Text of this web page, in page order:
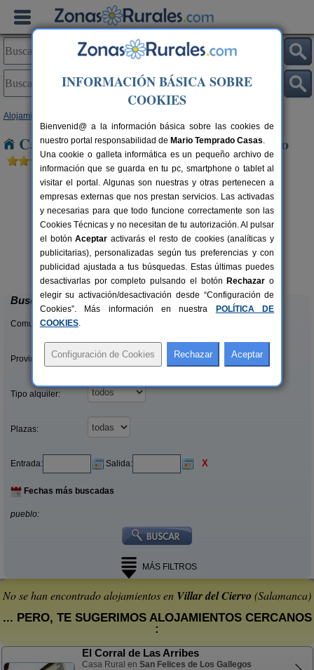
Alojamientos
Casas Rurales cerca de Villar del Ciervo
10+2 pers.
desde20 €
Casa Rural Los Barreros
Campillo de Azaba (Salamanca)
Buscar
Comunidades:
Provincias/Islas:
Tipo alquiler:
Plazas:
Entrada: Salida: X
Fechas más buscadas
pueblo:
MÁS FILTROS
No se han encontrado alojamientos en Villar del Ciervo (Salamanca)
... PERO, TE SUGERIMOS ALOJAMIENTOS CERCANOS
:
El Corral de Las Arribes
Casa Rural en San Felices de Los Gallegos
INFORMACIÓN BÁSICA SOBRE
COOKIES
Bienvenid@ a la información básica sobre las cookies de
nuestro portal responsabilidad de Mario Temprado Casas.
Una cookie o galleta informática es un pequeño archivo de
información que se guarda en tu pc, smartphone o tablet al
visitar el portal. Algunas son nuestras y otras pertenecen a
empresas externas que nos prestan servicios. Las activadas
y necesarias para que todo funcione correctamente son las
Cookies Técnicas y no necesitan de tu autorización. Al pulsar
el botónAceptar activarás el resto de cookies (analíticas y
publicitarias), personalizadas según tus preferencias y con
publicidad ajustada a tus búsquedas. Estas últimas puedes
desactivarlas por completo pulsando el botón Rechazar o
elegir su activación/desactivación desde “Configuración de
Cookies”. Más información en nuestra
POLÍTICA DE
COOKIES.